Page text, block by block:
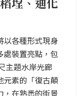
以各種形式現身
處裝置亮點，包
主題水岸光廊
元素的「復古顛
，在熟悉的街景